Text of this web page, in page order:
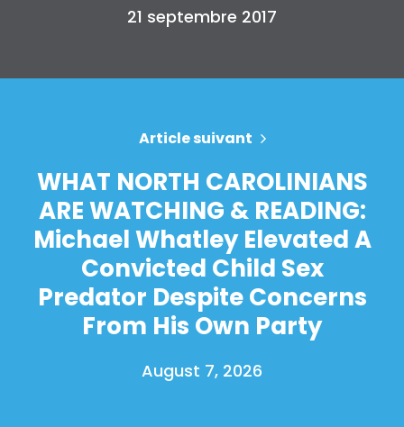
21 septembre 2017
Article suivant
WHAT NORTH CAROLINIANS
ARE WATCHING & READING:
Michael Whatley Elevated A
Convicted Child Sex
Predator Despite Concerns
From His Own Party
August 7, 2026